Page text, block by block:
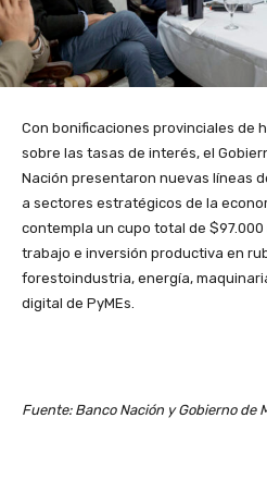
Con bonificaciones provinciales de
sobre las tasas de interés, el
Nación presentaron nuevas líneas
a sectores estratégicos de la
contempla un cupo total de
trabajo e inversión productiva en
forestoindustria, energía,
digital de PyMEs.
Fuente: Banco Nación y Gobierno de